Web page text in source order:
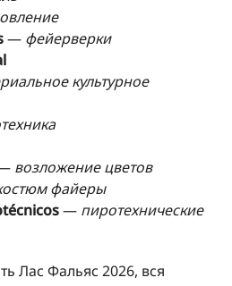
— фейерверки
культурное
возложение цветов
файеры
— пиротехнические
Лас Фальяс 2026, вся